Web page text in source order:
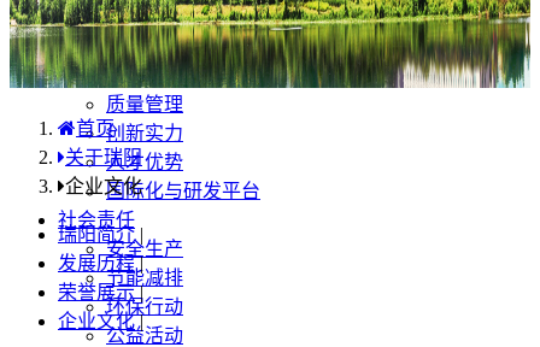
国内分布
学术合规
企业优势
质量管理
创新实力
人才优势
国际化与研发平台
社会责任
安全生产
节能减排
环保行动
公益活动
首页
关于瑞阳
企业文化
瑞阳简介 |
发展历程 |
荣誉展示 |
企业文化 |